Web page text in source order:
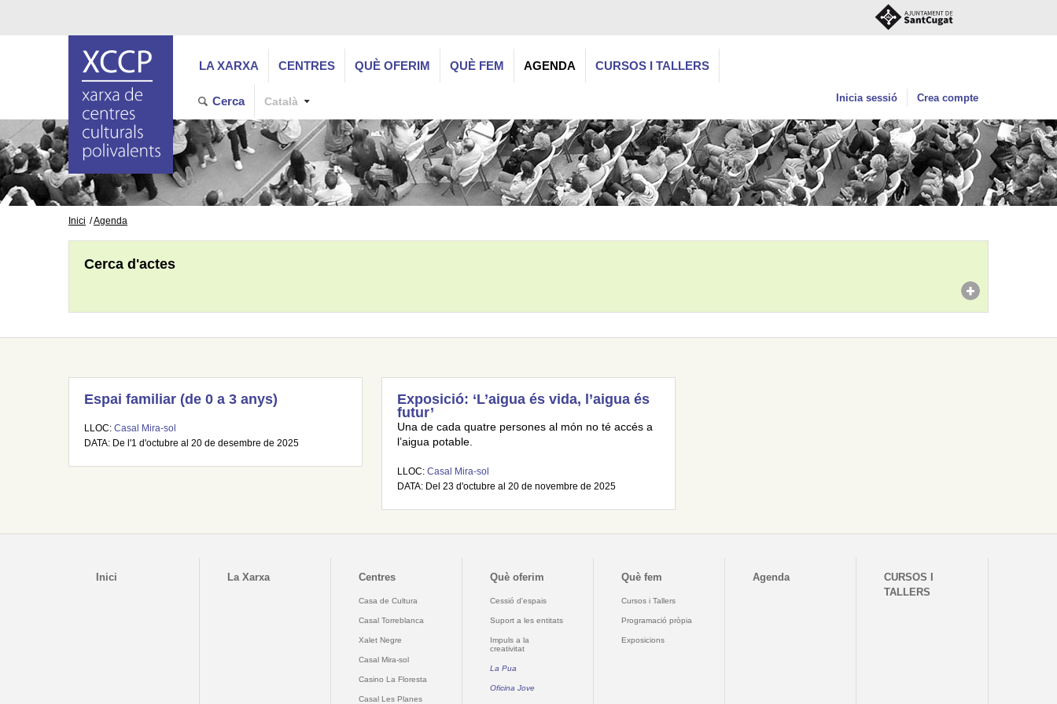
LA XARXA CENTRES QUÈ OFERIM QUÈ FEM AGENDA CURSOS I TALLERS
Cerca Català Inicia sessió Crea compte
Inici Agenda
Cerca d'actes
Espai familiar (de 0 a 3 anys)
LLOC: Casal Mira-sol
DATA: De l'1 d'octubre al 20 de desembre de 2025
Exposició: ‘L’aigua és vida, l’aigua és
futur’
Una de cada quatre persones al món no té accés a
l’aigua potable.
LLOC: Casal Mira-sol
DATA: Del 23 d'octubre al 20 de novembre de 2025
Inici La Xarxa Centres
Casa de Cultura
Casal Torreblanca
Xalet Negre
Casal Mira-sol
Casino La Floresta
Casal Les Planes
Què oferim
Cessió d'espais
Suport a les entitats
Impuls a la
creativitat
La Pua
Oficina Jove
Què fem
Cursos i Tallers
Programació pròpia
Exposicions
Agenda
CURSOS I
TALLERS